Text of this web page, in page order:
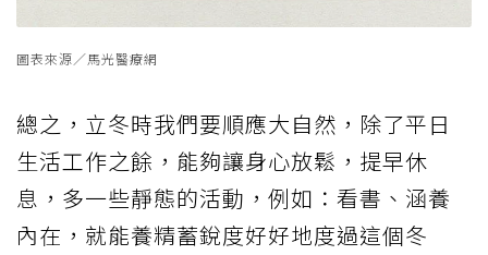
圖表來源／馬光醫療網
總之，立冬時我們要順應大自然，除了平日
生活工作之餘，能夠讓身心放鬆，提早休
息，多一些靜態的活動，例如：看書、涵養
內在，就能養精蓄銳度好好地度過這個冬